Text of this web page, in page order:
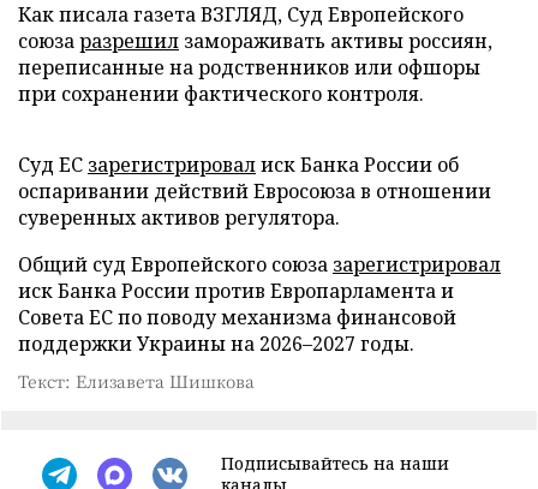
Как писала газета ВЗГЛЯД, Суд Европейского
союзаразрешил замораживать активы россиян,
переписанные на родственников или офшоры
при сохранении фактического контроля.
Суд ЕС зарегистрировалиск Банка России об
оспаривании действий Евросоюза в отношении
суверенных активов регулятора.
Общий суд Европейского союза зарегистрировал
иск Банка России против Европарламента и
Совета ЕС по поводу механизма финансовой
поддержки Украины на 2026–2027 годы.
Текст: Елизавета Шишкова
Подписывайтесь на наши